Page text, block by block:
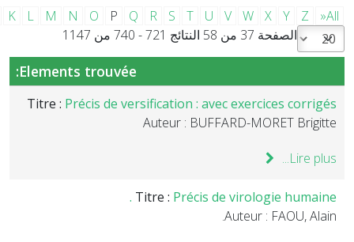
K
L M N O P Q R S T U V W X Y Z
»All
الصفحة 37 من 58 النتائج 721 - 740 من 1147
Elements trouvée:
Titre : Précis de versification : avec exercices corrigés
Auteur : BUFFARD-MORET Brigitte
Lire plus...
Titre : Précis de virologie humaine .
Auteur : FAOU, Alain.